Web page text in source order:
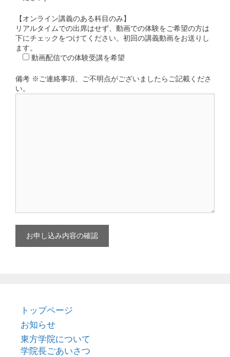
【オンライン講義のある科目のみ】
リアルタイムでの出席はせず、動画での体験をご希望の方は
下にチェックをつけてください。初回の講義動画をお送りし
ます。
動画配信での体験受講を希望
備考 ※ご連絡事項、ご不明点がございましたらご記載くださ
い。
トップページ
お知らせ
東方学院について
学院長ごあいさつ